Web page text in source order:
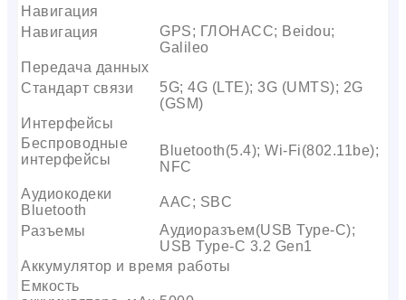
Навигация
Навигация
GPS; ГЛОНАСС; Beidou;
Galileo
Передача данных
Стандарт связи
5G; 4G (LTE); 3G (UMTS); 2G
(GSM)
Интерфейсы
Беспроводные
интерфейсы
Bluetooth(5.4); Wi-Fi(802.11be);
NFC
Аудиокодеки
Bluetooth
AAC; SBC
Разъемы
Аудиоразъем(USB Type-C);
USB Type-C 3.2 Gen1
Аккумулятор и время работы
Емкость